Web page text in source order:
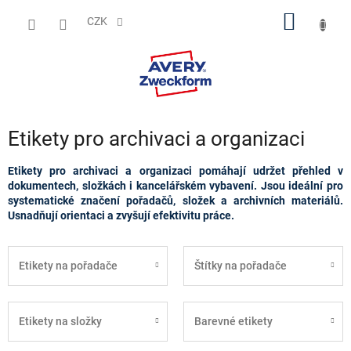
CZK
Etikety pro archivaci a organizaci
Etikety pro archivaci a organizaci pomáhají udržet přehled v
dokumentech, složkách i kancelářském vybavení. Jsou ideální pro
systematické značení pořadačů, složek a archivních materiálů.
Usnadňují orientaci a zvyšují efektivitu práce.
Etikety na pořadače Štítky na pořadače
Etikety na složky Barevné etikety